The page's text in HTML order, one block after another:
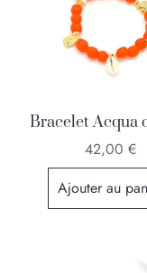
Bracelet Acqua
42,00 €
Ajouter au